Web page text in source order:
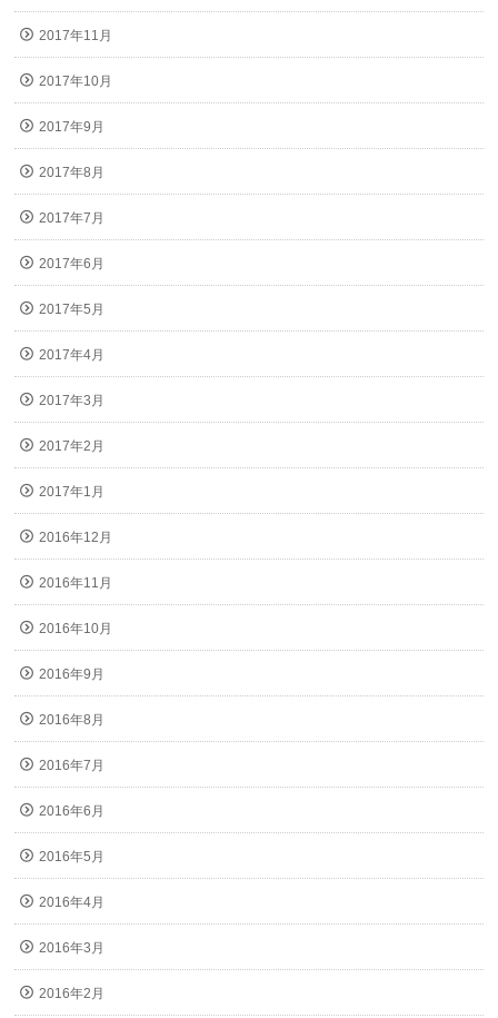
2017年11月
2017年10月
2017年9月
2017年8月
2017年7月
2017年6月
2017年5月
2017年4月
2017年3月
2017年2月
2017年1月
2016年12月
2016年11月
2016年10月
2016年9月
2016年8月
2016年7月
2016年6月
2016年5月
2016年4月
2016年3月
2016年2月